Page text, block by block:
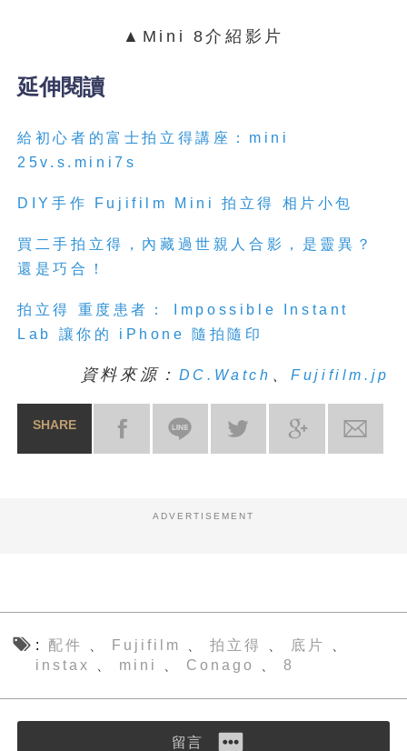
▲Mini 8介紹影片
延伸閱讀
給初心者的富士拍立得講座：mini
25v.s.mini7s
DIY手作 Fujifilm Mini 拍立得 相片小包
買二手拍立得，內藏過世親人合影，是靈異？
還是巧合！
拍立得 重度患者： Impossible Instant
Lab 讓你的 iPhone 隨拍隨印
資料來源： DC.Watch 、Fujifilm.jp
SHARE
ADVERTISEMENT
配件 Fujifilm 拍立得 底片
instax mini Conago 8
留言